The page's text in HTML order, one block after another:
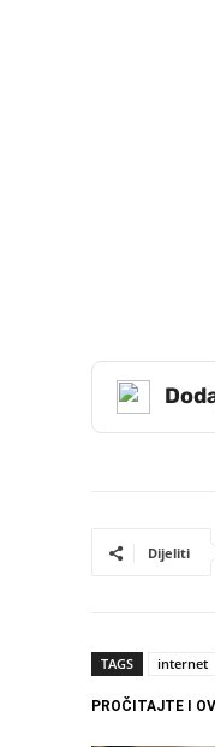
Dijeliti
TAGS internet
PROČITAJTE I